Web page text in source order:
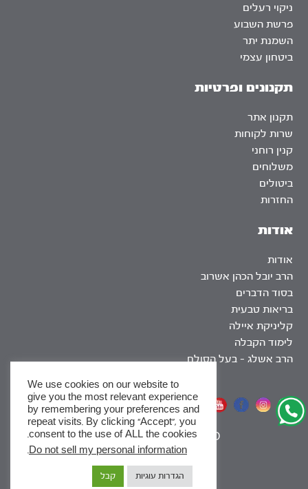
אודות
אודות
הרב יובל הכהן אשרוב
בסוד הדברים
בריאות טבעית
קליניקת איילה
לימוד הקבלה
הרב אשלג – בעל הסולם
ניקוי רעלים
פרשת השבוע
השמנת יתר
ביטחון עצמי
תקנונים ופרטיות
תקנון אתר
שרות לקוחות
קנין רוחני
משלוחים
ביטולים
החזרות
אתר שומר שבת
SEO
|
We use cookies on our website to
give you the most relevant experience
by remembering your preferences and
repeat visits. By clicking “Accept”, you
consent to the use of ALL the cookies.
Do not sell my personal information
.
הגדרות עוגיות קבל
x